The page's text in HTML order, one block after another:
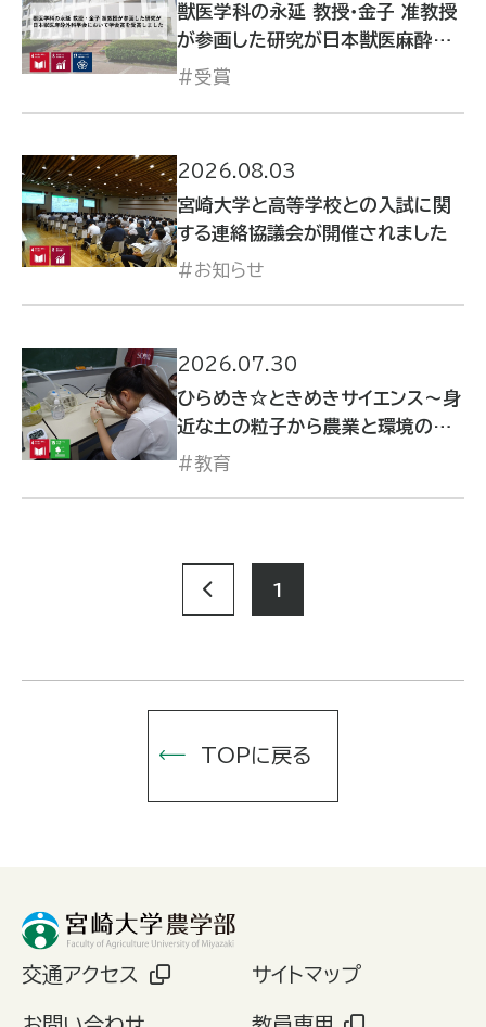
獣医学科の永延 教授・金子 准教授
が参画した研究が日本獣医麻酔外
科学会において学会賞を受賞しま
受賞
2026.08.03
宮崎大学と高等学校との入試に関
する連絡協議会が開催されました
お知らせ
2026.07.30
ひらめき☆ときめきサイエンス～身
近な土の粒子から農業と環境の歴
史を科学する～を開催しました
教育
1
TOPに戻る
交通アクセス サイトマップ